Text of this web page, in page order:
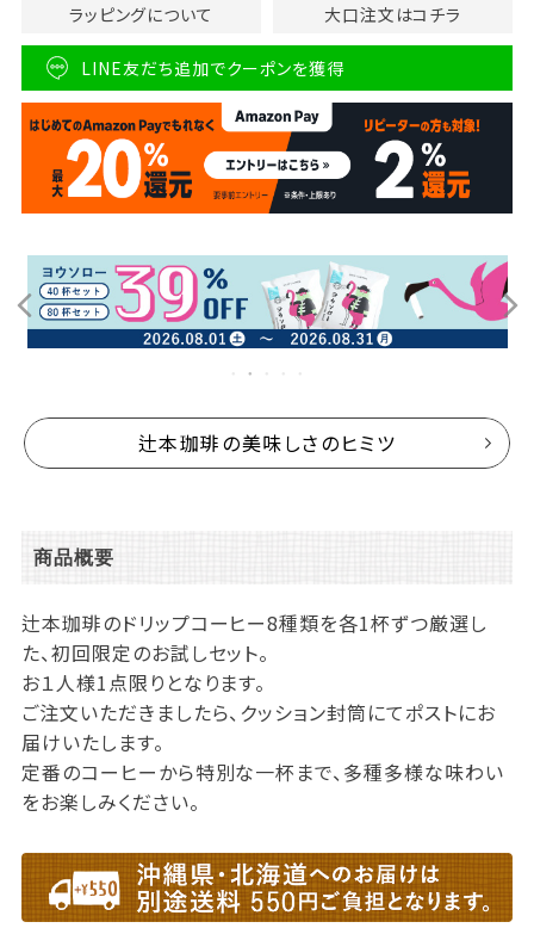
ラッピングについて 大口注文はコチラ
LINE友だち追加でクーポンを獲得
辻本珈琲の美味しさのヒミツ
商品概要
辻本珈琲のドリップコーヒー8種類を各1杯ずつ厳選し
た、初回限定のお試しセット。
お１人様1点限りとなります。
ご注文いただきましたら、クッション封筒にてポストにお
届けいたします。
定番のコーヒーから特別な一杯まで、多種多様な味わい
をお楽しみください。